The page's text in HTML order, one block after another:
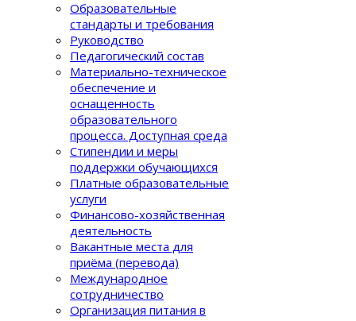
Образовательные
стандарты и требования
Руководство
Педагогический состав
Материально-техническое
обеспечение и
оснащенность
образовательного
процеcса. Доступная среда
Стипендии и меры
поддержки обучающихся
Платные образовательные
услуги
Финансово-хозяйственная
деятельность
Вакантные места для
приёма (перевода)
Международное
сотрудничество
Организация питания в